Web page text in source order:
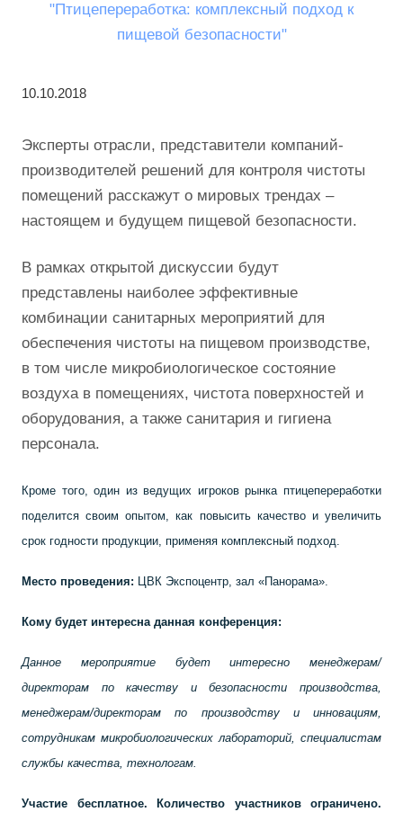
10.10.2018
Эксперты отрасли, представители компаний-
производителей решений для контроля чистоты
помещений расскажут о мировых трендах –
настоящем и будущем пищевой безопасности.
В рамках открытой дискуссии будут
представлены наиболее эффективные
комбинации санитарных мероприятий для
обеспечения чистоты на пищевом производстве,
в том числе микробиологическое состояние
воздуха в помещениях, чистота поверхностей и
оборудования, а также санитария и гигиена
персонала.
Кроме того, один из ведущих игроков рынка птицепереработки
поделится своим опытом, как повысить качество и увеличить
срок годности продукции, применяя комплексный подход.
Место проведения: ЦВК Экспоцентр, зал «Панорама».
Кому будет интересна данная конференция:
Данное мероприятие будет интересно менеджерам/
директорам по качеству и безопасности производства,
менеджерам/директорам по производству и инновациям,
сотрудникам микробиологических лабораторий, специалистам
службы качества, технологам.
Участие бесплатное. Количество участников ограничено.